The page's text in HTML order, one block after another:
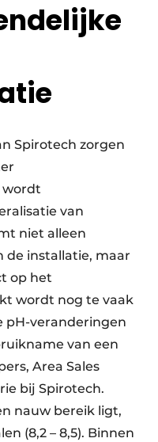
Spirotech zorgen
wordt
van
niet alleen
de installatie, maar
op het
wordt nog te vaak
pH-veranderingen
van een
Area Sales
bij Spirotech.
nauw bereik ligt,
(8,2 – 8,5). Binnen